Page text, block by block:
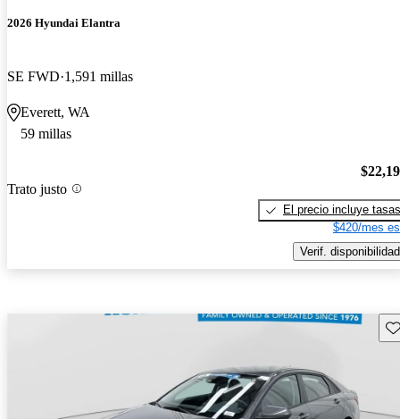
2026 Hyundai Elantra
SE FWD 1,591 millas
Everett, WA
59 millas
Trato justo
El precio incluye tasas
$420/mes
Verif. disponibilidad